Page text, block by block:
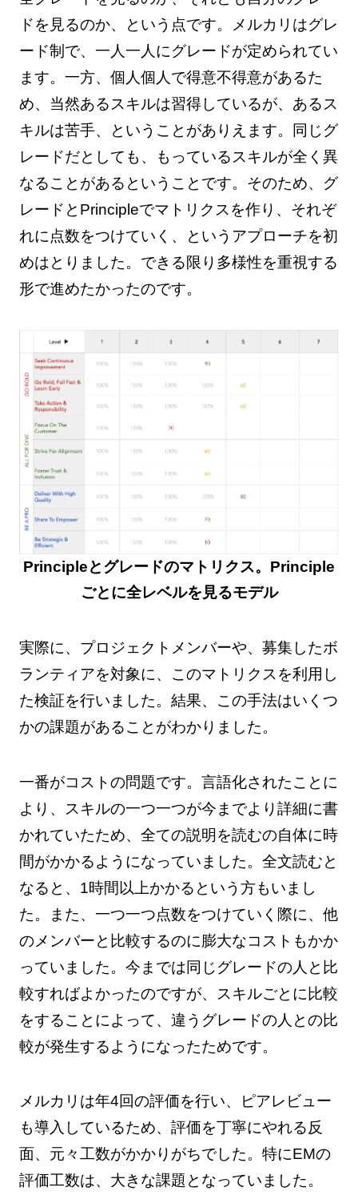
ドを見るのか、という点です。メルカリはグレ
ード制で、一人一人にグレードが定められてい
ます。一方、個人個人で得意不得意があるた
め、当然あるスキルは習得しているが、あるス
キルは苦手、ということがありえます。同じグ
レードだとしても、もっているスキルが全く異
なることがあるということです。そのため、グ
レードとPrincipleでマトリクスを作り、それぞ
れに点数をつけていく、というアプローチを初
めはとりました。できる限り多様性を重視する
形で進めたかったのです。
Principleとグレードのマトリクス。Principle
ごとに全レベルを見るモデル
実際に、プロジェクトメンバーや、募集したボ
ランティアを対象に、このマトリクスを利用し
た検証を行いました。結果、この手法はいくつ
かの課題があることがわかりました。
一番がコストの問題です。言語化されたことに
より、スキルの一つ一つが今までより詳細に書
かれていたため、全ての説明を読むの自体に時
間がかかるようになっていました。全文読むと
なると、1時間以上かかるという方もいまし
た。また、一つ一つ点数をつけていく際に、他
のメンバーと比較するのに膨大なコストもかか
っていました。今までは同じグレードの人と比
較すればよかったのですが、スキルごとに比較
をすることによって、違うグレードの人との比
較が発生するようになったためです。
メルカリは年4回の評価を行い、ピアレビュー
も導入しているため、評価を丁寧にやれる反
面、元々工数がかかりがちでした。特にEMの
評価工数は、大きな課題となっていました。